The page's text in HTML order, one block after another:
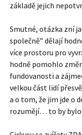
základě jejich
Smutné, otázka zní
společně” dělají
více prostoru pro
hodně pomohlo
fundovanosti a
velkou část lidí
a o tom, že jim jde o
rozumějí… to by